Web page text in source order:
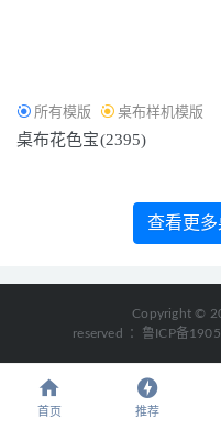
所有模版 桌布样机模版
桌布花色宝(2395)
查看更
Copyright ©
reserved
：鲁ICP备
首页 推荐